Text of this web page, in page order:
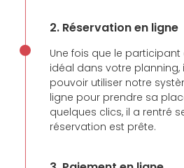
2. Réservation en ligne
Une fois que le
idéal dans votre
pouvoir utiliser notre
ligne pour prendre sa
quelques clics, il a rentré
réservation est prête.